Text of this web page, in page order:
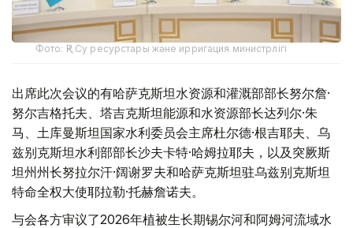
Фото: ҚР Су ресурстары және ирригация министрлігі
出席此次会议的有哈萨克斯坦水资源和灌溉部部长努尔詹·
努尔吉格托夫、塔吉克斯坦能源和水资源部长达列尔·朱
马、土库曼斯坦国家水利委员会主席杜尔德·根吉耶夫、乌
兹别克斯坦水利部部长沙夫卡特·哈姆拉耶夫，以及突厥斯
坦州州长努拉尔汗·阔谢罗夫和哈萨克斯坦驻乌兹别克斯坦
特命全权大使耶拉勒·托赫詹诺夫。
与会各方审议了2026年植被生长期锡尔河和阿姆河流域水